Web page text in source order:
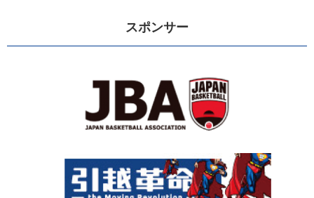
スポンサー